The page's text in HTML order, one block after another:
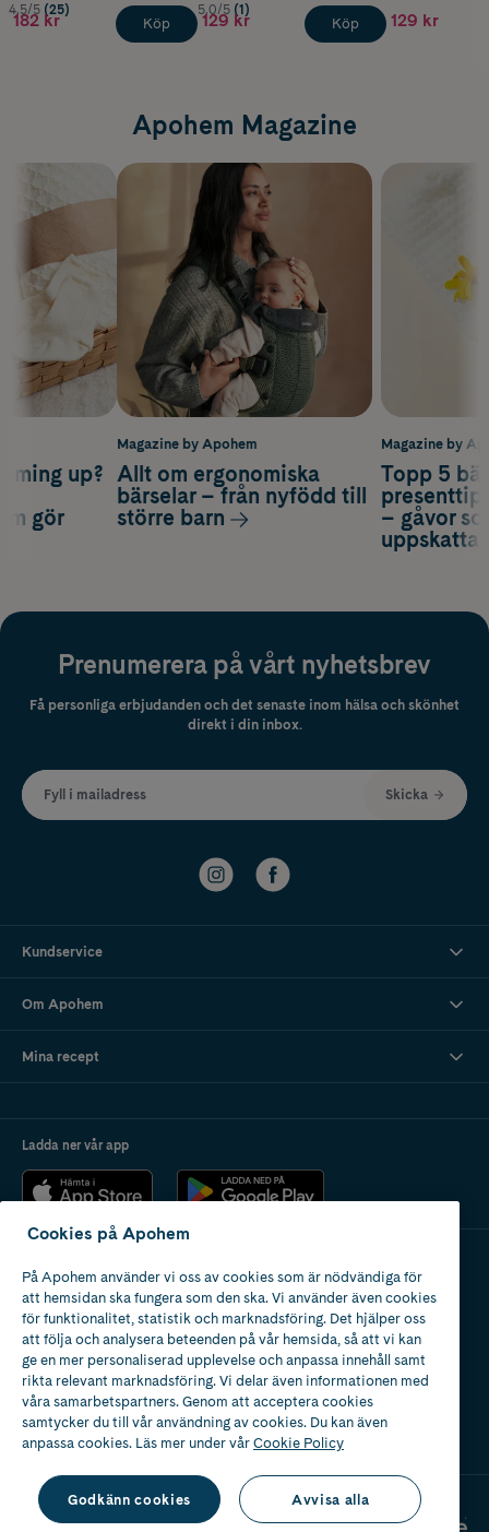
4.5/5 (25)
182 kr Köp
5.0/5 (1)
129 kr Köp 129 kr
Apohem Magazine
Magazine by
Topp 5
– gåvor
up?
gör
Magazine by Apohem
Allt om ergonomiska
bärselar – från nyfödd till
större barn
Prenumerera på vårt nyhetsbrev
Få personliga erbjudanden och det senaste inom hälsa och skönhet
direkt i din inbox.
Fyll i mailadress Skicka
Kundservice
Om Apohem
Mina recept
Ladda ner vår app
Apotek med tillstånd
av Läkemedelsverket
Cookies på Apohem
På Apohem använder vi oss av cookies som är nödvändiga för
att hemsidan ska fungera som den ska. Vi använder även cookies
för funktionalitet, statistik och marknadsföring. Det hjälper oss
att följa och analysera beteenden på vår hemsida, så att vi kan
ge en mer personaliserad upplevelse och anpassa innehåll samt
rikta relevant marknadsföring. Vi delar även informationen med
våra samarbetspartners. Genom att acceptera cookies
samtycker du till vår användning av cookies. Du kan även
anpassa cookies. Läs mer under vårCookie Policy
Godkänn cookies Avvisa alla